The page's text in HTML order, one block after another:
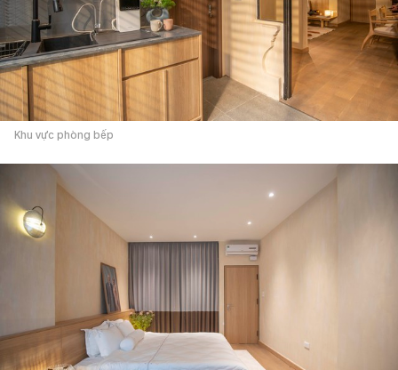
Khu vực phòng bếp